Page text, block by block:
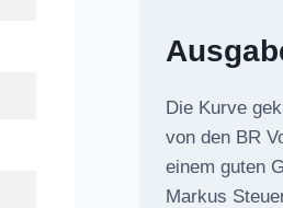
Die Kurve
von den BR
einem guten
Markus